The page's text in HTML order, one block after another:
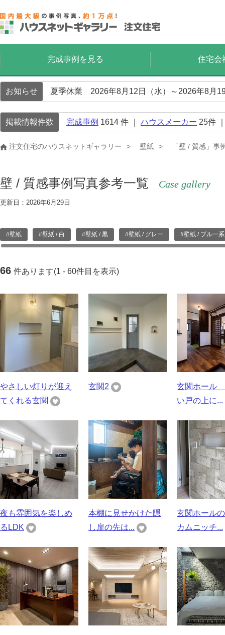
完成事例を見る 住宅会
お知らせ 夏季休業 2026年8月12日（水）～2026年8月
掲載情報件数 完成事例 1614 件 ｜ ハウスメーカー 25件
注文住宅のハウスネットギャラリー 壁紙 「壁 / 質感」事
壁 / 質感事例写真参考一覧 Case gallery
更新日：2026年6月29日
#壁紙 #壁紙 / 白 #壁紙 / 黒 #壁紙 / グレー #壁紙 / ブルー系
66 件あります(1 - 60件目を表示)
やさしい灯りが迎え
てくれる玄関
玄関2
玄関ホール
い戸の上に...
夜も雰囲気を楽しめ
るLDK
本棚に見せかけた隠
し扉の先は...
玄関ホール
カムニッチ...